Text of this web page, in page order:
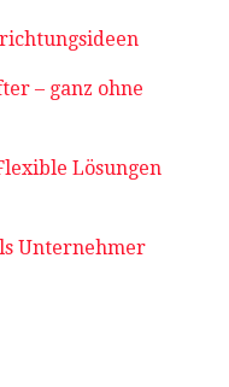
– ganz ohne
Lösungen
Unternehmer